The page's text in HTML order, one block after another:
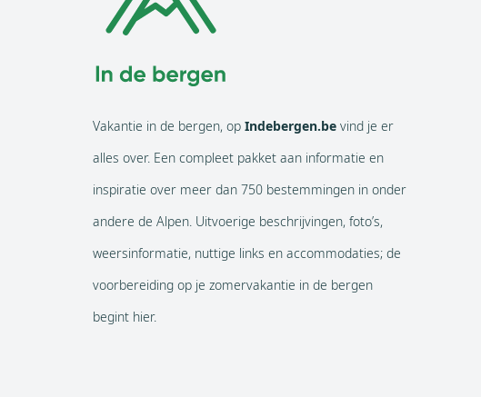
Vakantie in de bergen, op Indebergen.be vind je er
alles over. Een compleet pakket aan informatie en
inspiratie over meer dan 750 bestemmingen in onder
andere de Alpen. Uitvoerige beschrijvingen, foto’s,
weersinformatie, nuttige links en accommodaties; de
voorbereiding op je zomervakantie in de bergen
begint hier.